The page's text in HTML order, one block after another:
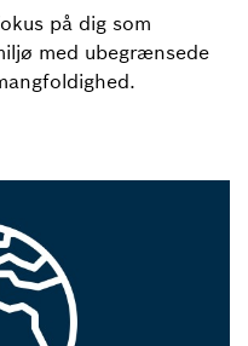
på dig som
med ubegrænsede